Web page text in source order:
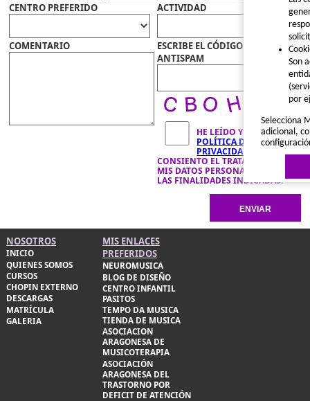
CENTRO PREFERIDO ACTIVIDAD
COMENTARIO
ESCRIBE EL CÓDIGO
ANTISPAM
HE LEÍDO Y ACEPTO LA
POLÍTICA DE
PRIVACIDAD
CONSIENTO EL TRATAMIENTO DE
MIS DATOS PERSONALES PARA
LAS FINALIDADES INDICADAS.
NOSOTROS
INICIO
QUIENES SOMOS
CURSOS
CHOPIN EXTERNO
DESCARGAS
MATRÍCULA
GALERIA
MIS ENLACES
PREFERIDOS
NEUROMUSICA
BLOG DE DISEÑO
CENTRO INFANTIL
PASITOS
TEMPO DA MUSICA
TIENDA DE MUSICA
ASOCIACION
ARAGONESA DE
MUSICOTERAPIA
ASOCIACIÓN
ARAGONESA DEL
TRASTORNO POR
DEFICIT DE ATENCIÓN
Son
por
Selecciona
adicional,